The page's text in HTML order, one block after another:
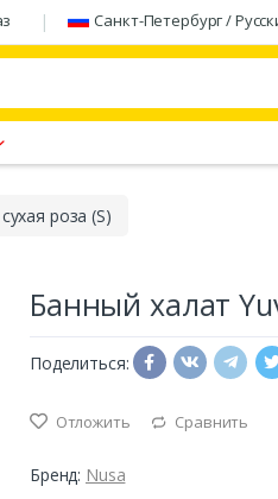
Санкт-Петербург /
роза (S)
Банный халат
Поделиться:
Отложить Сравнить
Бренд: Nusa